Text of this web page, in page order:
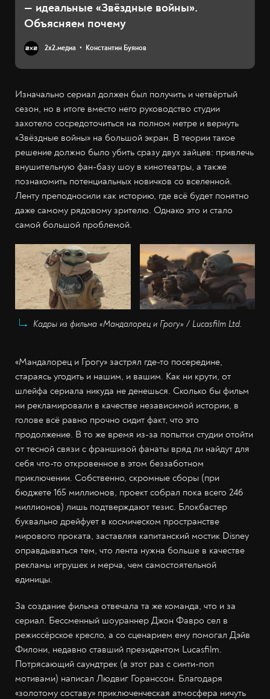
— идеальные «Звёздные войны».
Объясняем почему
2х2.медиа Константин Буянов
Изначально сериал должен был получить и четвёртый
сезон, но в итоге вместо него руководство студии
захотело сосредоточиться на полном метре и вернуть
«Звёздные войны» на большой экран. В теории такое
решение должно было убить сразу двух зайцев: привлечь
внушительную фан-базу шоу в кинотеатры, а также
познакомить потенциальных новичков со вселенной.
Ленту преподносили как историю, где всё будет понятно
даже самому рядовому зрителю. Однако это и стало
самой большой проблемой.
Кадры из фильма «Мандалорец и Грогу» / Lucasfilm Ltd.
«Мандалорец и Грогу» застрял где-то посередине,
стараясь угодить и нашим, и вашим. Как ни крути, от
шлейфа сериала никуда не денешься. Сколько бы фильм
ни рекламировали в качестве независимой истории, в
голове всё равно прочно сидит факт, что это
продолжение. В то же время из-за попытки студии отойти
от тесной связи с франшизой фанаты вряд ли найдут для
себя что-то откровенное в этом беззаботном
приключении. Собственно, скромные сборы (при
бюджете 165 миллионов, проект собрал пока всего 246
миллионов) лишь подтверждают тезис. Блокбастер
буквально дрейфует в космическом пространстве
мирового проката, заставляя капитанский мостик Disney
оправдываться тем, что лента нужна больше в качестве
рекламы игрушек и мерча, чем самостоятельной
единицы.
За создание фильма отвечала та же команда, что и за
сериал. Бессменный шоураннер Джон Фавро сел в
режиссёрское кресло, а со сценарием ему помогал Дэйв
Филони, недавно ставший президентом Lucasfilm.
Потрясающий саундтрек (в этот раз с синти-поп
мотивами) написал Людвиг Горанссон. Благодаря
«золотому составу» приключенческая атмосфера ничуть